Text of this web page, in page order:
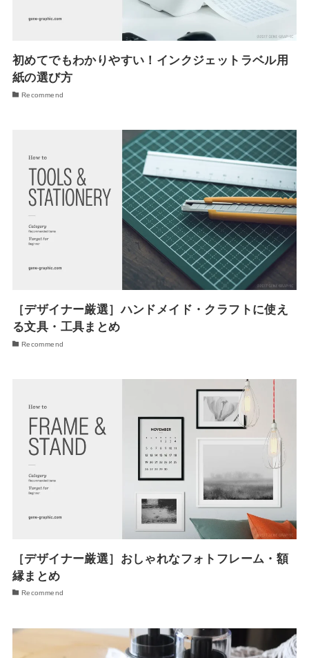
初めてでもわかりやすい！インクジェットラベル用
紙の選び方
Recommend
［デザイナー厳選］ハンドメイド・クラフトに使え
る文具・工具まとめ
Recommend
［デザイナー厳選］おしゃれなフォトフレーム・額
縁まとめ
Recommend